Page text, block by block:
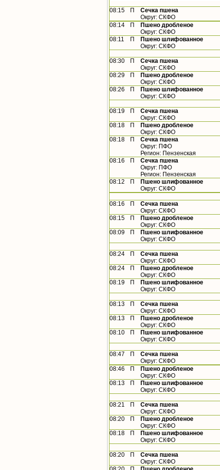
08:15 П Сечка пшена
Округ: СКФО
08:14
П
Пшено дробленое
Округ: СКФО
08:11
П
Пшено шлифованное
Округ: СКФО
08:30 П Сечка пшена
Округ: СКФО
08:29
П
Пшено дробленое
Округ: СКФО
08:26
П
Пшено шлифованное
Округ: СКФО
08:19 П Сечка пшена
Округ: СКФО
08:18
П
Пшено дробленое
Округ: СКФО
08:18
П Сечка пшена
Округ: ПФО
Регион: Пензенская
08:16
П Сечка пшена
Округ: ПФО
Регион: Пензенская
08:12
П
Пшено шлифованное
Округ: СКФО
08:16 П Сечка пшена
Округ: СКФО
08:15
П
Пшено дробленое
Округ: СКФО
08:09
П
Пшено шлифованное
Округ: СКФО
08:24 П Сечка пшена
Округ: СКФО
08:24
П
Пшено дробленое
Округ: СКФО
08:19
П
Пшено шлифованное
Округ: СКФО
08:13 П Сечка пшена
Округ: СКФО
08:13
П
Пшено дробленое
Округ: СКФО
08:10
П
Пшено шлифованное
Округ: СКФО
08:47 П Сечка пшена
Округ: СКФО
08:46
П
Пшено дробленое
Округ: СКФО
08:13
П
Пшено шлифованное
Округ: СКФО
08:21 П Сечка пшена
Округ: СКФО
08:20
П
Пшено дробленое
Округ: СКФО
08:18
П
Пшено шлифованное
Округ: СКФО
08:20 П Сечка пшена
Округ: СКФО